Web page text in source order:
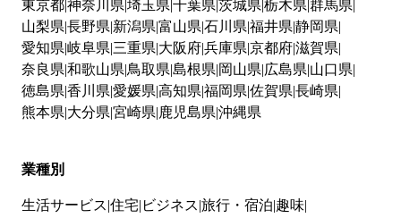
東京都神奈川県 埼玉県 千葉県 茨城県 栃木県 群馬県
山梨県 長野県 新潟県 富山県 石川県 福井県 静岡県
愛知県 岐阜県 三重県 大阪府兵庫県 京都府滋賀県
奈良県 和歌山県 鳥取県 島根県 岡山県 広島県 山口県
徳島県 香川県 愛媛県 高知県 福岡県 佐賀県 長崎県
熊本県 大分県 宮崎県 鹿児島県 沖縄県
業種別
生活サービス 住宅 ビジネス 旅行・宿泊 趣味